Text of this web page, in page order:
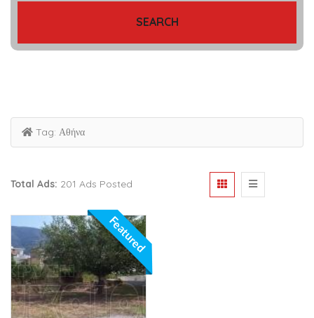
SEARCH
Tag: Αθήνα
Total Ads: 201 Ads Posted
Featured